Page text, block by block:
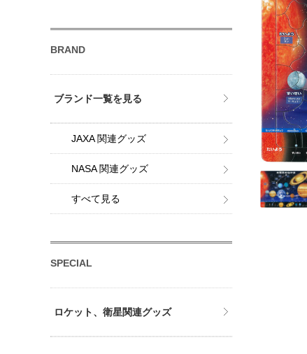
BRAND
ブランド一覧を見る
JAXA 関連グッズ
NASA 関連グッズ
すべて見る
SPECIAL
ロケット、衛星関連グッズ